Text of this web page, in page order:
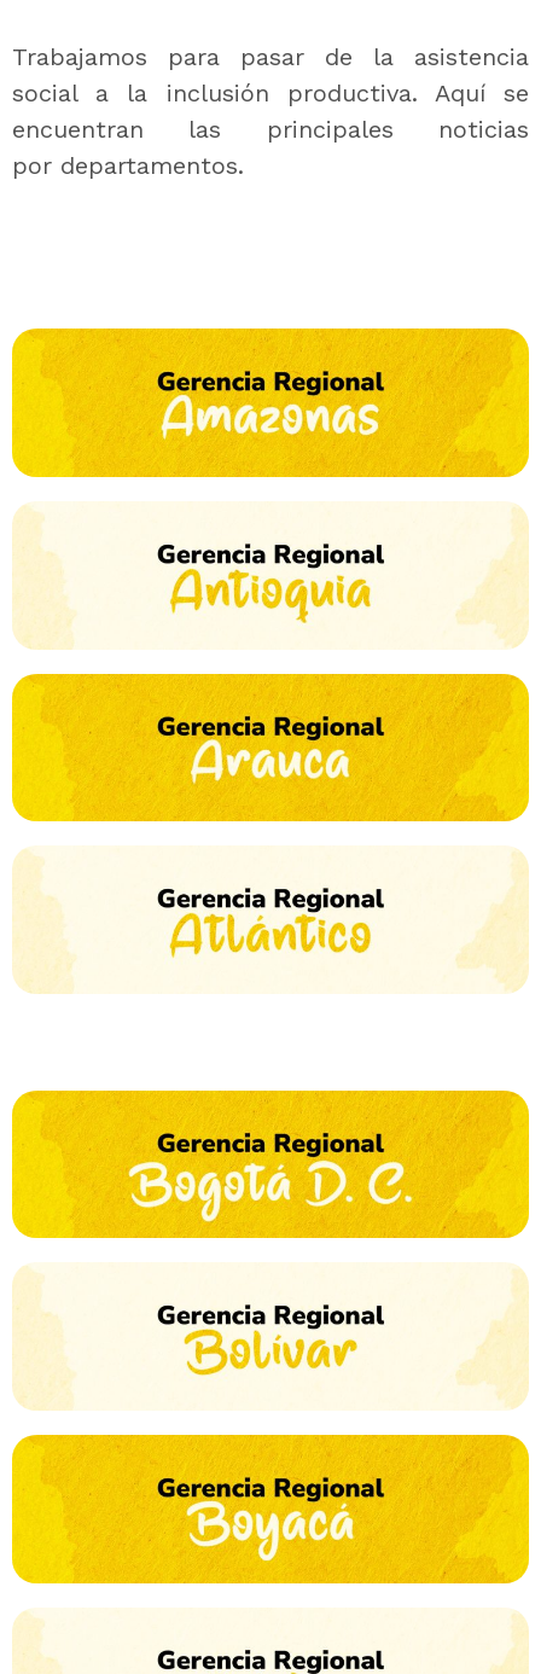
Trabajamos para pasar de la asistencia
social a la inclusión productiva. Aquí se
encuentran las principales noticias
por departamentos.